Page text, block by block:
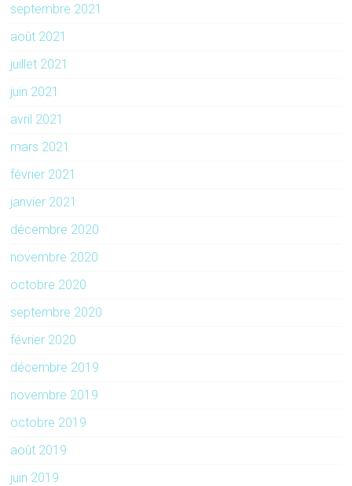
septembre 2021
août 2021
juillet 2021
juin 2021
avril 2021
mars 2021
février 2021
janvier 2021
décembre 2020
novembre 2020
octobre 2020
septembre 2020
février 2020
décembre 2019
novembre 2019
octobre 2019
août 2019
juin 2019